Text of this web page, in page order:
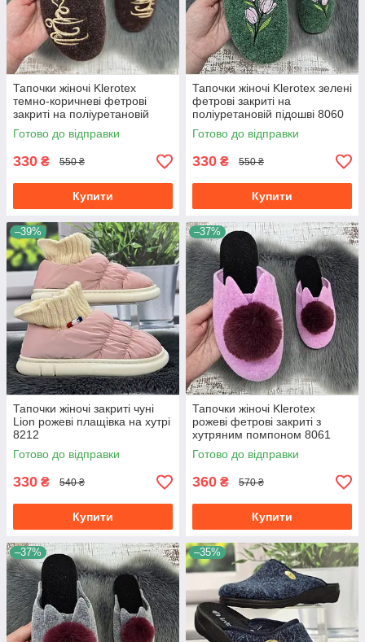
Тапочки жіночі Klerotex
темно-коричневі фетрові
закриті на поліуретановій
підошві 8056
Готово до відправки
330 ₴ 550 ₴
Купити
Тапочки жіночі Klerotex зелені
фетрові закриті на
поліуретановій підошві 8060
Готово до відправки
330 ₴ 550 ₴
Купити
–39%
Тапочки жіночі закриті чуні
Lion рожеві плащівка на хутрі
8212
Готово до відправки
330 ₴ 540 ₴
Купити
–37%
Тапочки жіночі Klerotex
рожеві фетрові закриті з
хутряним помпоном 8061
Готово до відправки
360 ₴ 570 ₴
Купити
–37% –35%